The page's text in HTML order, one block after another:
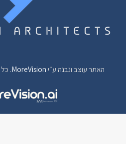
האתר עוצב ונבנה ע״י MoreVision. כל